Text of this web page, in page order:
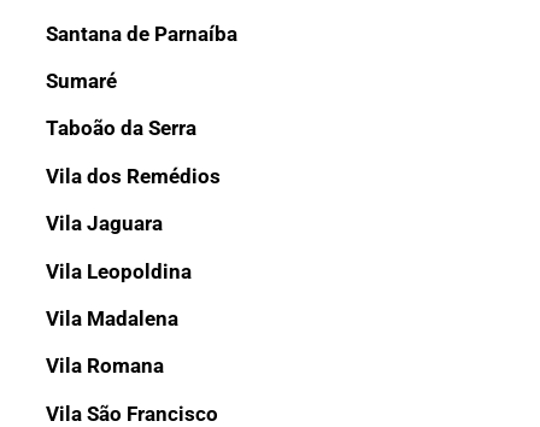
Santana de Parnaíba
Sumaré
Taboão da Serra
Vila dos Remédios
Vila Jaguara
Vila Leopoldina
Vila Madalena
Vila Romana
Vila São Francisco